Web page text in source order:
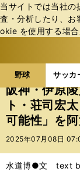
当サイトでは当社の
査・分析したり、お
okie を使⽤する場
野球 サッカ
b
ス
ポ
ル
テ
ー
バ
野球の記事
阪神・伊原
ト・荘司宏
可能性」を
2025年07月08日
水道博●文 text